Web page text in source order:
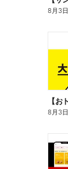
8月3日
8月3日